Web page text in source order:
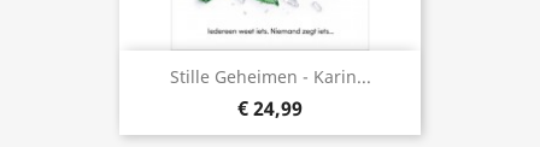
Stille Geheimen - Karin...
€ 24,99